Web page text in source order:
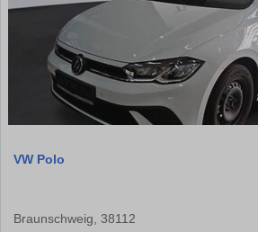
VW Polo
Braunschweig, 38112